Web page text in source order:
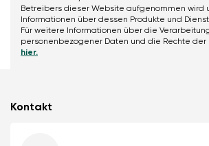
Betreibers dieser Website aufgenommen wird
Informationen über dessen Produkte und
Für weitere Informationen über die
personenbezogener Daten und die Rechte der
hier.
Kontakt